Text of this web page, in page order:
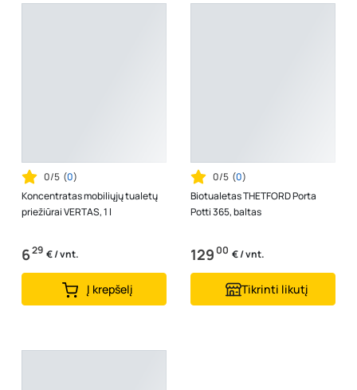
0/5 (0)
Koncentratas mobiliųjų tualetų
priežiūrai VERTAS, 1 l
629 € / vnt.
Į krepšelį
0/5 (0)
Biotualetas THETFORD Porta
Potti 365, baltas
12900 € / vnt.
Tikrinti likutį